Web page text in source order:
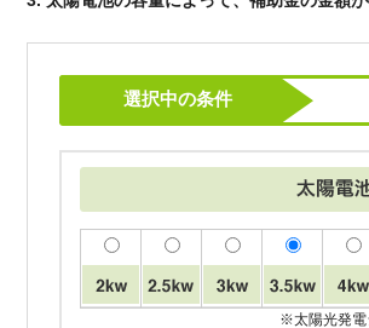
選択中の条件
※太陽光発電